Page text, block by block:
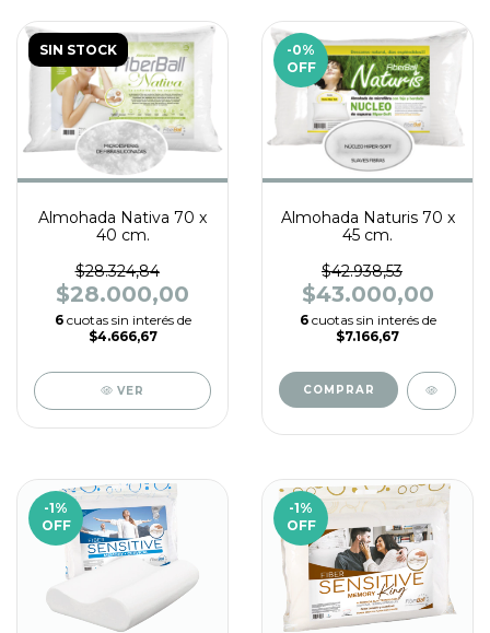
SIN STOCK
Almohada Nativa 70 x
40 cm.
$28.324,84
$28.000,00
6 cuotas sin interés de
$4.666,67
VER
-0%
OFF
Almohada Naturis 70 x
45 cm.
$42.938,53
$43.000,00
6 cuotas sin interés de
$7.166,67
-1%
OFF
-1%
OFF